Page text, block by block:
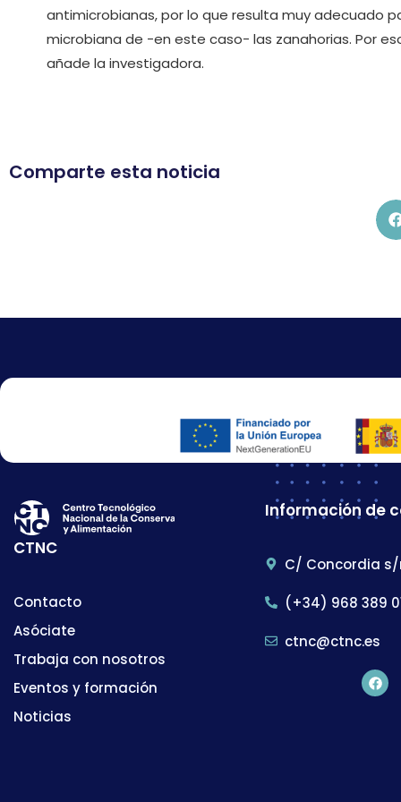
antimicrobianas, por lo que resulta muy adecuado
microbiana de -en este caso- las zanahorias. Por
añade la investigadora.
Comparte esta noticia
CTNC
Contacto
Asóciate
Trabaja con nosotros
Eventos y formación
Noticias
Información de
C/ Concordia s/
(+34) 968 389
ctnc@ctnc.es